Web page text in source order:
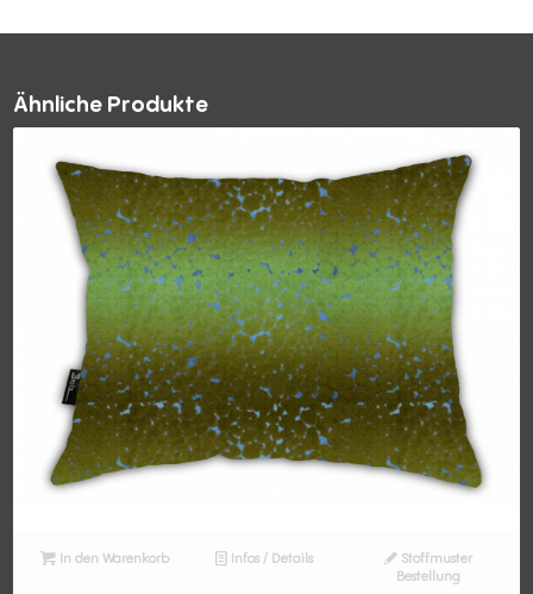
Ähnliche Produkte
In den Warenkorb Infos / Details
Stoffmuster
Bestellung